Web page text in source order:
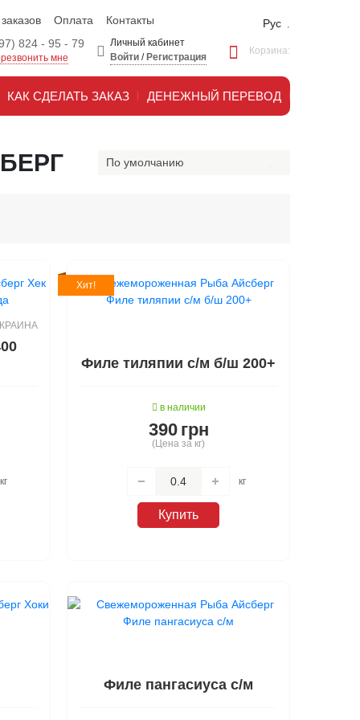
Оплата Контакты
Рус
824 - 95 - 79
мне
Личный кабинет
Войти / Регистрация
Корзина:
КАК СДЕЛАТЬ ЗАКАЗ ДЕНЕЖНЫЙ ПЕРЕВОД
По умолчанию
кг
Хит!
Филе тиляпии с/м б/ш 200+
в наличии
390 грн
(Цена за кг)
кг
Купить
Филе пангасиуса с/м